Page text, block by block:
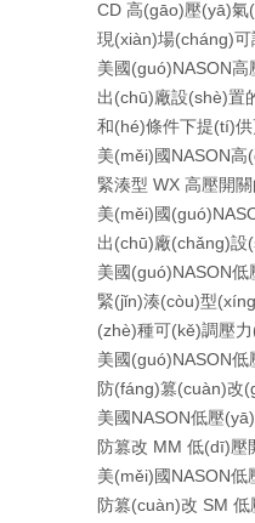
CD 高(gāo)壓(yā)氣
現(xiàn)場(cháng)
美國(guó)NASON
出(chū)廠設(shè)置
和(hé)條件下提(tí)
美(měi)國NASON
緊湊型 WX 高壓開
美(měi)國
出(chū)廠(chǎng)
美國(guó)NASON低
緊(jǐn)湊(còu)型
(zhè)種可(kě)調壓
美國(guó)NASON
防(fáng)篡(cuàn)改
美國NASON低壓
防篡改 MM 低(dī)壓
美(měi)國NASON
防篡(cuàn)改 SM